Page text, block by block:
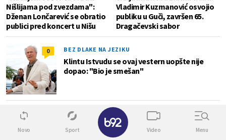
Nišlijama pod zvezdama":
Dženan Lončarević se obratio
publici pred koncert u Nišu
Vladimir Kuzmanović osvojio
publiku u Guči, završen 65.
Dragačevski sabor
0 BEZ DLAKE NA JEZIKU
Klintu Istvudu se ovaj vestern uopšte nije
dopao: "Bio je smešan"
ZARADIO PREKO MILIJARDU DOLARA
Nolan oborio sopstveni rekord: "Odiseja"
postala njegov najuspešniji film
Novo Sport Video Menu
✕